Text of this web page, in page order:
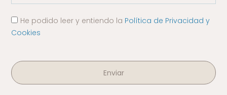
He podido leer y entiendo la Política de Privacidad y
Cookies
Enviar